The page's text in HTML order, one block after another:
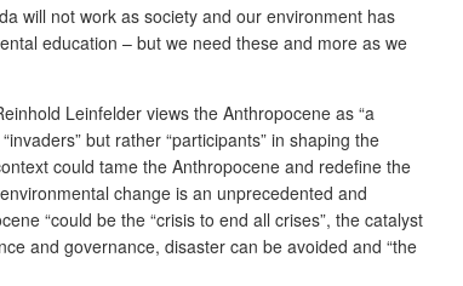
will not work as society and our environment has
education – but we need these and more as we
Leinfelder views the Anthropocene as “a
but rather “participants” in shaping the
could tame the Anthropocene and redefine the
change is an unprecedented and
“could be the “crisis to end all crises”, the catalyst
and governance, disaster can be avoided and “the